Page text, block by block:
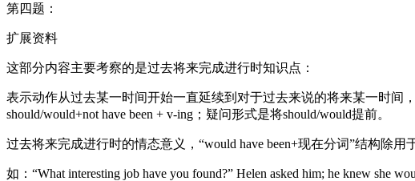
第四题：
扩展资料
这部分内容主要考察的是过去将来完成进行时知识点：
表示动作从过去某一时间开始一直延续到对于过去来说的将来某一时间
should/would+not have been + v-ing；疑问形式是将should/would提前。
过去将来完成进行时的情态意义，“would have been+现在分词”结构除
如：“What interesting job have you found?” Helen asked him; he knew